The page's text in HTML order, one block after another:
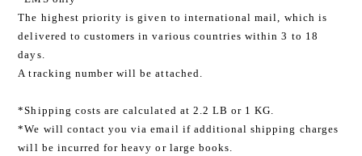
The highest priority is given to international mail, which is
delivered to customers in various countries within 3 to 18
days.
A tracking number will be attached.
*Shipping costs are calculated at 2.2 LB or 1 KG.
*We will contact you via email if additional shipping charges
will be incurred for heavy or large books.